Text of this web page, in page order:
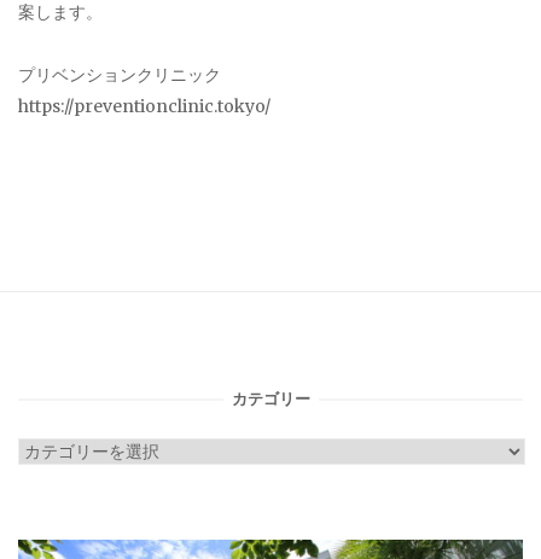
案します。
プリベンションクリニック
https://preventionclinic.tokyo/
カテゴリー
カ
リ